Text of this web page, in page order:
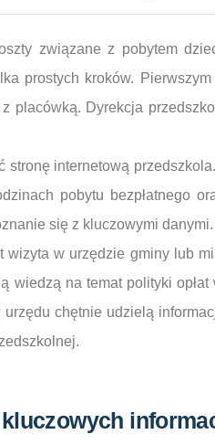
związane z pobytem
prostych kroków.
placówką. Dyrekcja
stronę internetową
pobytu bezpłatnego
się z kluczowymi danymi.
wizyta w urzędzie gminy lub
wiedzą na temat polityki
chętnie udzielą